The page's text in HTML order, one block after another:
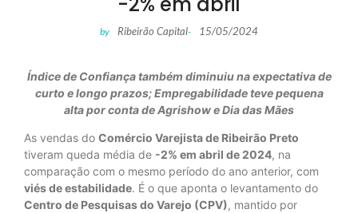
by Ribeirão Capital- 15/05/2024
Índice de Confiança também diminuiu na expectativa de
curto e longo prazos; Empregabilidade teve pequena
alta por conta de Agrishow e Dia das Mães
As vendas do Comércio Varejista de Ribeirão Preto
tiveram queda média de -2% em abril de 2024, na
comparação com o mesmo período do ano anterior, com
viés de estabilidade. É o que aponta o levantamento do
Centro de Pesquisas do Varejo (CPV), mantido por